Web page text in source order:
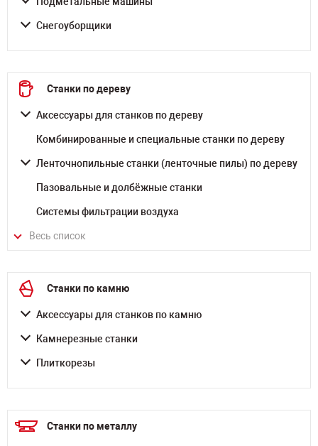
Снегоуборщики
Станки по дереву
Аксессуары для станков по дереву
Комбинированные и специальные станки по дереву
Ленточнопильные станки (ленточные пилы) по дереву
Пазовальные и долбёжные станки
Системы фильтрации воздуха
Весь список
Станки по камню
Аксессуары для станков по камню
Камнерезные станки
Плиткорезы
Станки по металлу